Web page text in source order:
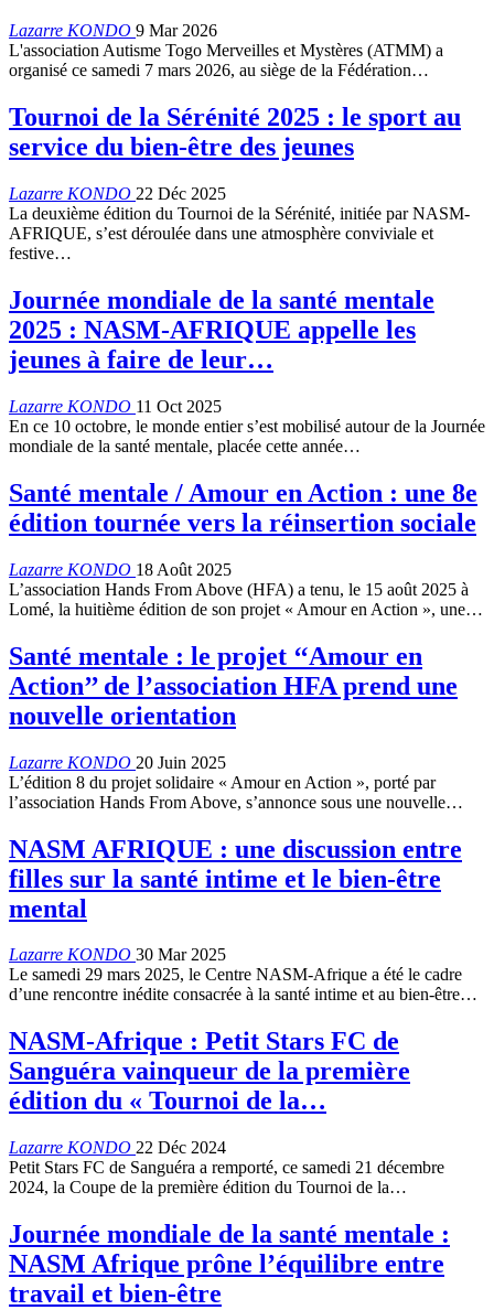
Lazarre KONDO 9 Mar 2026
L'association Autisme Togo Merveilles et Mystères (ATMM) a
organisé ce samedi 7 mars 2026, au siège de la Fédération…
Tournoi de la Sérénité 2025 : le sport au
service du bien-être des jeunes
Lazarre KONDO 22 Déc 2025
La deuxième édition du Tournoi de la Sérénité, initiée par NASM-
AFRIQUE, s’est déroulée dans une atmosphère conviviale et
festive…
Journée mondiale de la santé mentale
2025 : NASM-AFRIQUE appelle les
jeunes à faire de leur…
Lazarre KONDO 11 Oct 2025
En ce 10 octobre, le monde entier s’est mobilisé autour de la Journée
mondiale de la santé mentale, placée cette année…
Santé mentale / Amour en Action : une 8e
édition tournée vers la réinsertion sociale
Lazarre KONDO 18 Août 2025
L’association Hands From Above (HFA) a tenu, le 15 août 2025 à
Lomé, la huitième édition de son projet « Amour en Action », une…
Santé mentale : le projet ‘‘Amour en
Action’’ de l’association HFA prend une
nouvelle orientation
Lazarre KONDO 20 Juin 2025
L’édition 8 du projet solidaire « Amour en Action », porté par
l’association Hands From Above, s’annonce sous une nouvelle…
NASM AFRIQUE : une discussion entre
filles sur la santé intime et le bien-être
mental
Lazarre KONDO 30 Mar 2025
Le samedi 29 mars 2025, le Centre NASM-Afrique a été le cadre
d’une rencontre inédite consacrée à la santé intime et au bien-être…
NASM-Afrique : Petit Stars FC de
Sanguéra vainqueur de la première
édition du « Tournoi de la…
Lazarre KONDO 22 Déc 2024
Petit Stars FC de Sanguéra a remporté, ce samedi 21 décembre
2024, la Coupe de la première édition du Tournoi de la…
Journée mondiale de la santé mentale :
NASM Afrique prône l’équilibre entre
travail et bien-être